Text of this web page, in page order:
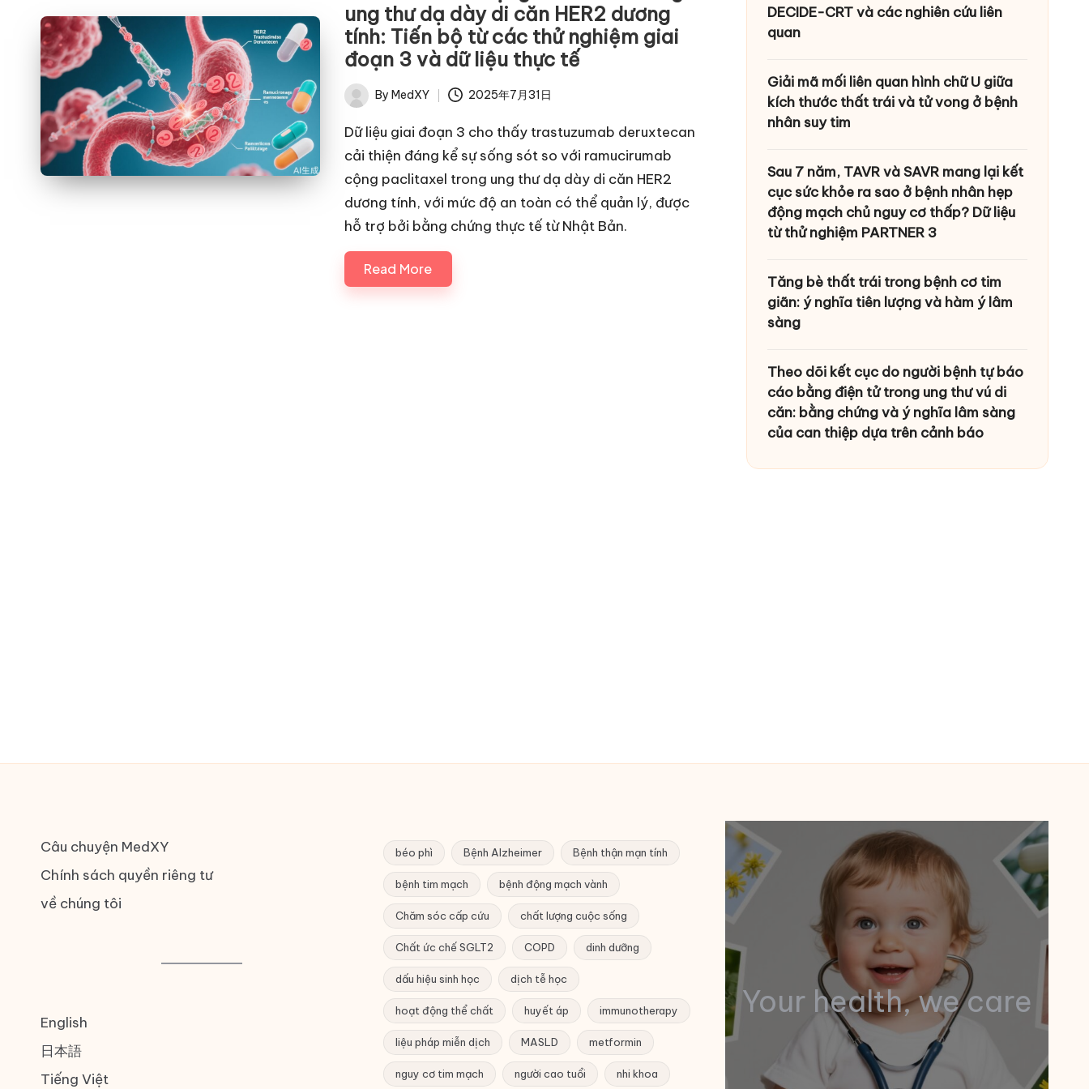
ung thư dạ dày di căn HER2 dương
tính: Tiến bộ từ các thử nghiệm giai
đoạn 3 và dữ liệu thực tế
Posted
by
By MedXY 2025年7月31日
Dữ liệu giai đoạn 3 cho thấy trastuzumab deruxtecan
cải thiện đáng kể sự sống sót so với ramucirumab
cộng paclitaxel trong ung thư dạ dày di căn HER2
dương tính, với mức độ an toàn có thể quản lý, được
hỗ trợ bởi bằng chứng thực tế từ Nhật Bản.
Read More
DECIDE-CRT và các nghiên cứu liên
quan
Giải mã mối liên quan hình chữ U giữa
kích thước thất trái và tử vong ở bệnh
nhân suy tim
Sau 7 năm, TAVR và SAVR mang lại kết
cục sức khỏe ra sao ở bệnh nhân hẹp
động mạch chủ nguy cơ thấp? Dữ liệu
từ thử nghiệm PARTNER 3
Tăng bè thất trái trong bệnh cơ tim
giãn: ý nghĩa tiên lượng và hàm ý lâm
sàng
Theo dõi kết cục do người bệnh tự báo
cáo bằng điện tử trong ung thư vú di
căn: bằng chứng và ý nghĩa lâm sàng
của can thiệp dựa trên cảnh báo
Câu chuyện MedXY
Chính sách quyền riêng tư
về chúng tôi
English
日本語
Tiếng Việt
béo phì Bệnh Alzheimer Bệnh thận mạn tính
bệnh tim mạch bệnh động mạch vành
Chăm sóc cấp cứu chất lượng cuộc sống
Chất ức chế SGLT2 COPD dinh dưỡng
dấu hiệu sinh học dịch tễ học
hoạt động thể chất huyết áp immunotherapy
liệu pháp miễn dịch MASLD metformin
nguy cơ tim mạch người cao tuổi nhi khoa
Your health, we care